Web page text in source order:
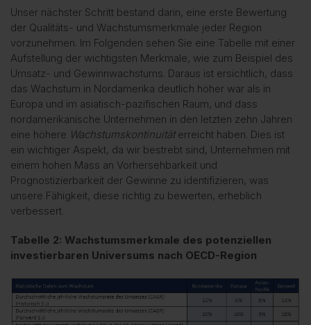
Unser nächster Schritt bestand darin, eine erste Bewertung
der Qualitäts- und Wachstumsmerkmale jeder Region
vorzunehmen. Im Folgenden sehen Sie eine Tabelle mit einer
Aufstellung der wichtigsten Merkmale, wie zum Beispiel des
Umsatz- und Gewinnwachstums. Daraus ist ersichtlich, dass
das Wachstum in Nordamerika deutlich höher war als in
Europa und im asiatisch-pazifischen Raum, und dass
nordamerikanische Unternehmen in den letzten zehn Jahren
eine höhere Wachstumskontinuitäterreicht haben. Dies ist
ein wichtiger Aspekt, da wir bestrebt sind, Unternehmen mit
einem hohen Mass an Vorhersehbarkeit und
Prognostizierbarkeit der Gewinne zu identifizieren, was
unsere Fähigkeit, diese richtig zu bewerten, erheblich
verbessert.
Tabelle 2: Wachstumsmerkmale des potenziellen
investierbaren Universums nach OECD-Region